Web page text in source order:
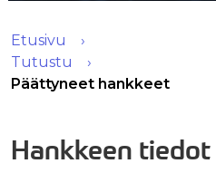
Etusivu
Tutustu
Päättyneet hankkeet
Hankkeen tiedot